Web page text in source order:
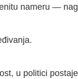
nameru —
u politici postaje